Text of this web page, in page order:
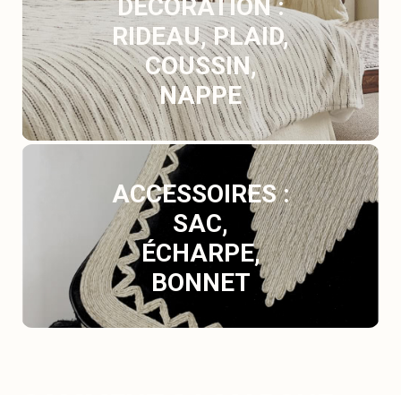
DÉCORATION :
RIDEAU, PLAID,
COUSSIN,
NAPPE
ACCESSOIRES :
SAC,
ÉCHARPE,
BONNET